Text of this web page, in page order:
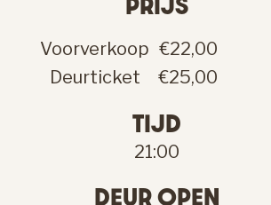
Voorverkoop €22,00
Deurticket
€25,00
TIJD
21:00
DEUR OPEN